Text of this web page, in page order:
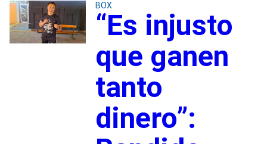
BOX
“Es injusto
que ganen
tanto
dinero”: